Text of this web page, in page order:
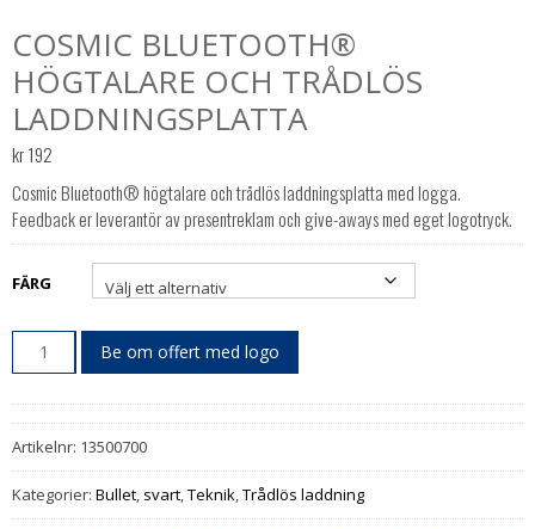
COSMIC BLUETOOTH®
HÖGTALARE OCH TRÅDLÖS
LADDNINGSPLATTA
kr192
Cosmic Bluetooth® högtalare och trådlös laddningsplatta med logga.
Feedback er leverantör av presentreklam och give-aways med eget logotryck.
FÄRG
Be om offert med logo
Artikelnr: 13500700
Kategorier: Bullet svart Teknik Trådlös laddning